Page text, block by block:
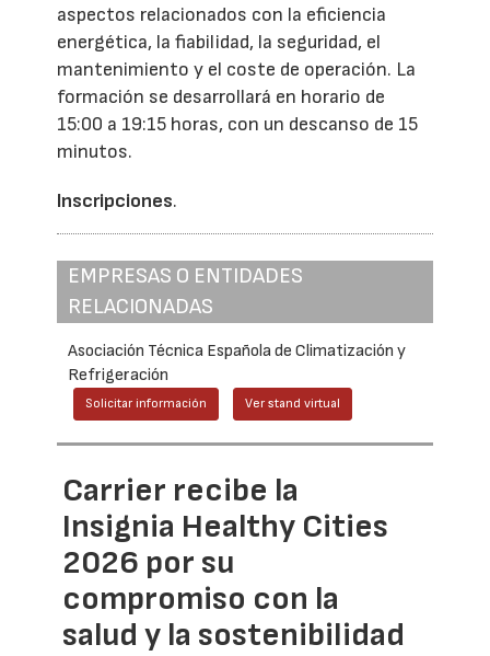
aspectos relacionados con la eficiencia
energética, la fiabilidad, la seguridad, el
mantenimiento y el coste de operación. La
formación se desarrollará en horario de
15:00 a 19:15 horas, con un descanso de 15
minutos.
Inscripciones.
EMPRESAS O ENTIDADES
RELACIONADAS
Asociación Técnica Española de Climatización y
Refrigeración
Solicitar información Ver stand virtual
Carrier recibe la
Insignia Healthy Cities
2026 por su
compromiso con la
salud y la sostenibilidad